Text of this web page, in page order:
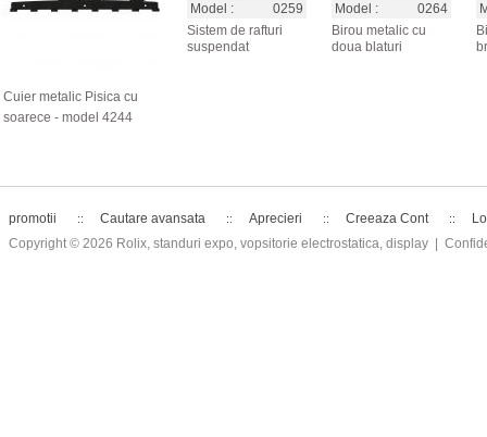
Model :
0259
Sistem de rafturi
suspendat
Model :
0264
Birou metalic cu
doua blaturi
Cuier metalic Pisica cu
soarece - model 4244
promotii Cautare avansata Aprecieri Creeaza Cont
Copyright © 2026 Rolix, standuri expo, vopsitorie electrostatica, display |